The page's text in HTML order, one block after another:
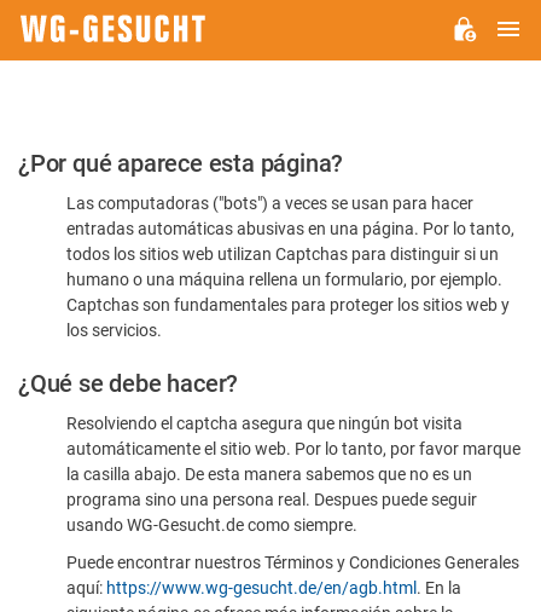
Por
favor,
confirme
humano
¿Por qué aparece esta página?
Las computadoras ("bots") a veces se usan para hacer
entradas automáticas abusivas en una página. Por lo tanto,
todos los sitios web utilizan Captchas para distinguir si un
humano o una máquina rellena un formulario, por ejemplo.
Captchas son fundamentales para proteger los sitios web y
los servicios.
¿Qué se debe hacer?
Resolviendo el captcha asegura que ningún bot visita
automáticamente el sitio web. Por lo tanto, por favor marque
la casilla abajo. De esta manera sabemos que no es un
programa sino una persona real. Despues puede seguir
usando WG-Gesucht.de como siempre.
Puede encontrar nuestros Términos y Condiciones Generales
aquí: https://www.wg-gesucht.de/en/agb.html . En la